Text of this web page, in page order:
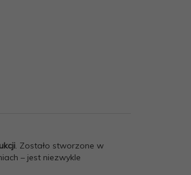
. Zostało stworzone w
– jest niezwykle